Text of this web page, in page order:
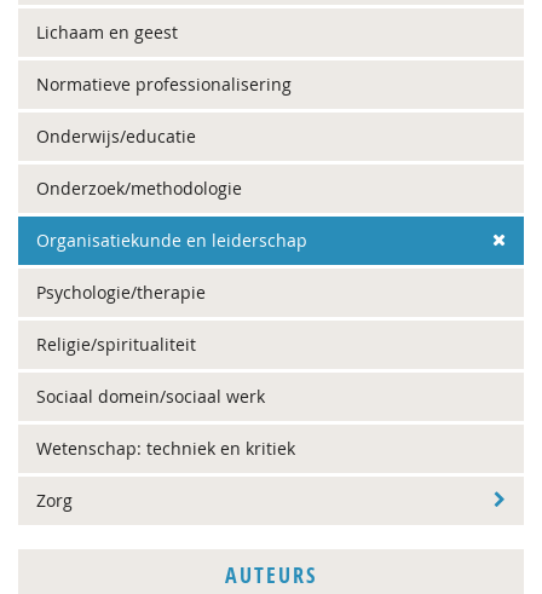
Lichaam en geest
Normatieve professionalisering
Onderwijs/educatie
Onderzoek/methodologie
Organisatiekunde en leiderschap
Psychologie/therapie
Religie/spiritualiteit
Sociaal domein/sociaal werk
Wetenschap: techniek en kritiek
Zorg
AUTEURS